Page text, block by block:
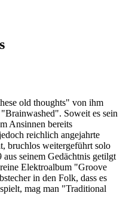
old thoughts" von ihm
Soweit es sein
Ansinnen bereits
reichlich angejahrte
bruchlos weitergeführt solo
seinem Gedächtnis getilgt
Elektroalbum "Groove
in den Folk, dass es
mag man "Traditional